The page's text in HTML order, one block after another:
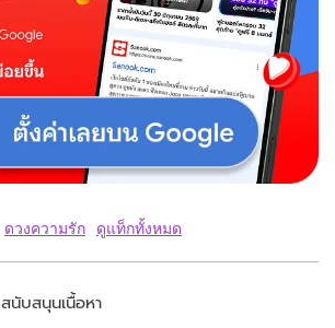
ดวงความรัก ดูแท็กทั้งหมด
สนับสนุนเนื้อหา